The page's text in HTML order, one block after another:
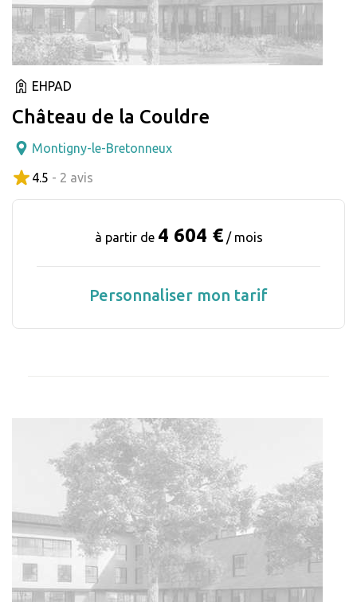
EHPAD
Château de la Couldre
Montigny-le-Bretonneux
4.5 - 2 avis
à partir de 4 604 € / mois
Personnaliser mon tarif